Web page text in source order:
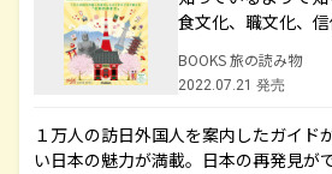
食文化、職文化、
BOOKS 旅の読み物
2022.07.21 発売
１万人の訪日外国人を案内したガイド
い日本の魅力が満載。日本の再発見が